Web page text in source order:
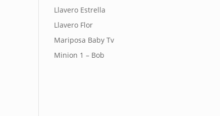
Llavero Estrella
Llavero Flor
Mariposa Baby Tv
Minion 1 – Bob